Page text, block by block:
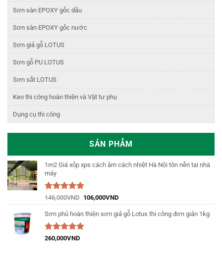
Sơn sàn EPOXY gốc dầu
Sơn sàn EPOXY gốc nước
Sơn giả gỗ LOTUS
Sơn gỗ PU LOTUS
Sơn sắt LOTUS
Keo thi công hoàn thiện và Vật tư phụ
Dụng cụ thi công
SẢN PHẨM
1m2 Giá xốp xps cách âm cách nhiệt Hà Nội tôn nền tại nhà
máy
Được xếp
sao
146,000VND 106,000VND
Sơn phủ hoàn thiện sơn giả gỗ Lotus thi công đơn giản 1kg
Được xếp
260,000VND